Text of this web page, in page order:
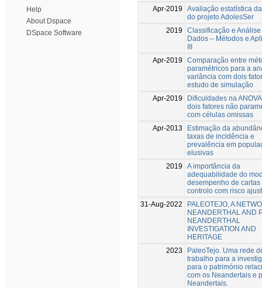
Help
About Dspace
DSpace Software
Apr-2019
Avaliação estatística
do projeto AdolesSer
2019
Classificação e
Dados – Métodos e
III
Apr-2019
Comparação entre
paramétricos para a
variância com dois
estudo de simulação
Apr-2019
Dificuldades na
dois fatores não
com células omissas
Apr-2013
Estimação da
taxas de incidência e
prevalência em
elusivas
2019
A importância da
adequabilidade do
desempenho de cartas
controlo com risco
31-Aug-2022
PALEOTEJO, A
NEANDERTHAL AND
NEANDERTHAL
INVESTIGATION AND
HERITAGE
2023
PaleoTejo. Uma rede
trabalho para a
para o património
com os Neandertais e
Neandertais.